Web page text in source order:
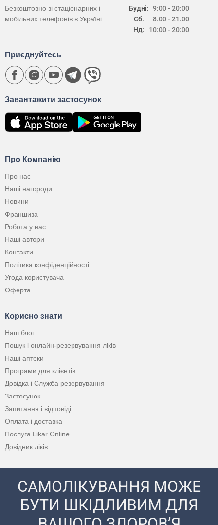
Будні:
Сб:
Нд:
9:00 - 20:00
8:00 - 21:00
10:00 - 20:00
Безкоштовно зі стаціонарних і
мобільних телефонів в Україні
Про Компанію
Про нас
Наші нагороди
Новини
Франшиза
Робота у нас
Наші автори
Контакти
Політика конфіденційності
Угода користувача
Оферта
Корисно знати
Наш блог
Пошук і онлайн-резервування ліків
Наші аптеки
Програми для клієнтів
Довідка і Служба резервування
Застосунок
Запитання і відповіді
Оплата і доставка
Послуга Likar Online
Довідник ліків
Завантажити застосунок
Приєднуйтесь
САМОЛІКУВАННЯ МОЖЕ
БУТИ ШКІДЛИВИМ ДЛЯ